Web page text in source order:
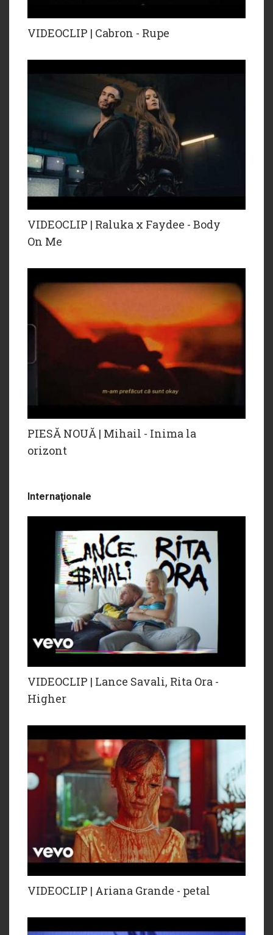
VIDEOCLIP | Cabron - Rupe
VIDEOCLIP | Raluka x Faydee - Body
On Me
PIESĂ NOUĂ | Mihail - Inima la
orizont
Internaţionale
VIDEOCLIP | Lance Savali, Rita Ora -
Higher
VIDEOCLIP | Ariana Grande - petal